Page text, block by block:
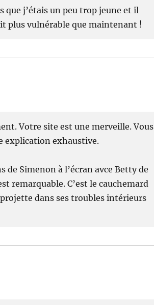
que j’étais un peu trop jeune et il
plus vulnérable que maintenant !
Votre site est une merveille. Vous
explication exhaustive.
Simenon à l’écran avce Betty de
remarquable. C’est le cauchemard
dans ses troubles intérieurs